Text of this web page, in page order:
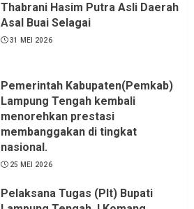
Thabrani Hasim Putra Asli Daerah
Asal Buai Selagai
31 MEI 2026
Pemerintah Kabupaten(Pemkab)
Lampung Tengah kembali
menorehkan prestasi
membanggakan di tingkat
nasional.
25 MEI 2026
Pelaksana Tugas (Plt) Bupati